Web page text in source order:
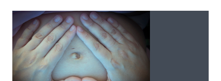
English Català
BUSCAR